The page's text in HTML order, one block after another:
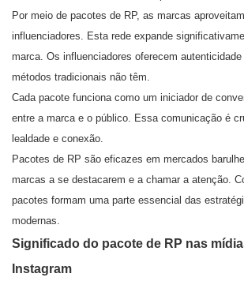
Por meio de pacotes de RP, as marcas
influenciadores. Esta rede expande
marca. Os influenciadores oferecem
métodos tradicionais não têm.
Cada pacote funciona como um iniciador de
entre a marca e o público. Essa comunicação é
lealdade e conexão.
Pacotes de RP são eficazes em mercados
marcas a se destacarem e a chamar a atenção.
pacotes formam uma parte essencial das
modernas.
Significado do pacote de RP nas
Instagram